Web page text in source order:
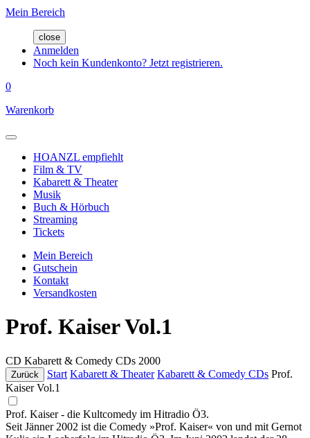
Mein Bereich
close
Anmelden
Noch kein Kundenkonto? Jetzt registrieren.
0
Warenkorb
HOANZL empfiehlt
Film & TV
Kabarett & Theater
Musik
Buch & Hörbuch
Streaming
Tickets
Mein Bereich
Gutschein
Kontakt
Versandkosten
Prof. Kaiser Vol.1
CD Kabarett & Comedy CDs 2000
Zurück Start Kabarett & Theater Kabarett & Comedy CDs Prof.
Kaiser Vol.1
Prof. Kaiser - die Kultcomedy im Hitradio Ö3.
Seit Jänner 2002 ist die Comedy »Prof. Kaiser« von und mit Gernot